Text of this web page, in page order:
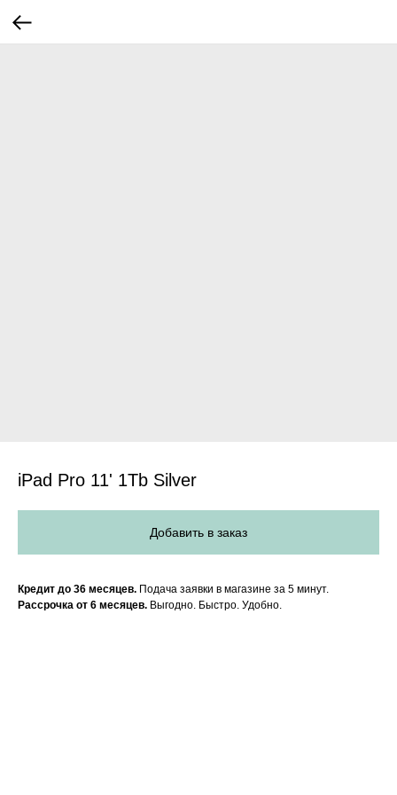
iPad Pro 11' 1Tb Silver
Добавить в заказ
Кредит до 36 месяцев. Подача заявки в магазине за 5 минут.
Рассрочка от 6 месяцев. Выгодно. Быстро. Удобно.